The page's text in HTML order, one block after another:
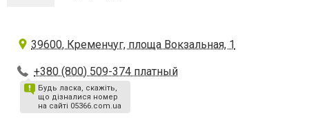
39600, Кременчуг, площа Вокзальная, 1
+380 (800) 509-374 платный
Будь ласка, скажіть,
що дізналися номер
на сайті 05366.com.ua